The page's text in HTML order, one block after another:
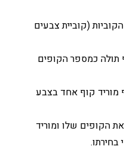
כל משתתף מטיל, בתורו, את 2 הקוביות (קוביית צבעים
כמספר הקופים
קוף אחד בצבע
הקופים שלו ומוריד